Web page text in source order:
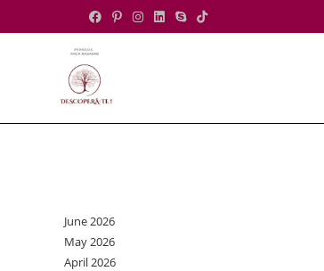
to
June 2026
May 2026
April 2026